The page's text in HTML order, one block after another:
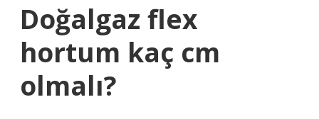
Doğalgaz flex
hortum kaç cm
olmalı?